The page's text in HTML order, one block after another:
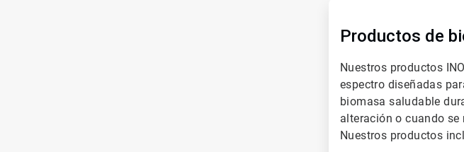
Productos de
Nuestros productos
espectro diseñadas
biomasa saludable
alteración o cuando se
Nuestros productos